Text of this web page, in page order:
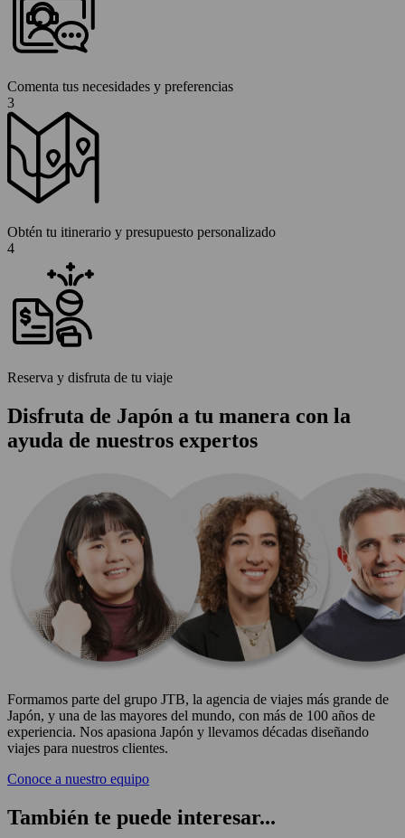
Comenta tus necesidades y preferencias
3
Obtén tu itinerario y presupuesto personalizado
4
Reserva y disfruta de tu viaje
Disfruta de Japón a tu manera con la
ayuda de nuestros expertos
Formamos parte del grupo JTB, la agencia de viajes más grande de
Japón, y una de las mayores del mundo, con más de 100 años de
experiencia. Nos apasiona Japón y llevamos décadas diseñando
viajes para nuestros clientes.
Conoce a nuestro equipo
También te puede interesar...